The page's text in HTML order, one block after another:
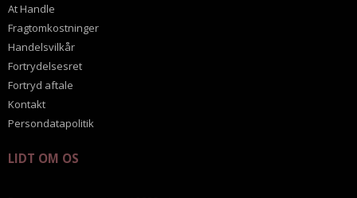
At Handle
Fragtomkostninger
Handelsvilkår
Fortrydelsesret
Fortryd aftale
Kontakt
Persondatapolitik
LIDT OM OS